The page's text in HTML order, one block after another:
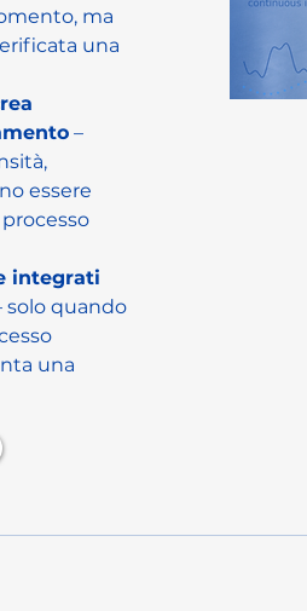
ma
una
–
essere
integrati
solo quando
una